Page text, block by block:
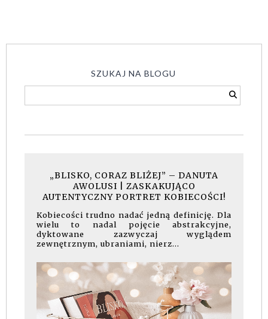
SZUKAJ NA BLOGU
„BLISKO, CORAZ BLIŻEJ” – DANUTA
AWOLUSI | ZASKAKUJĄCO
AUTENTYCZNY PORTRET KOBIECOŚCI!
Kobiecości trudno nadać jedną definicję. Dla
wielu to nadal pojęcie abstrakcyjne,
dyktowane zazwyczaj wyglądem
zewnętrznym, ubraniami, nierz...